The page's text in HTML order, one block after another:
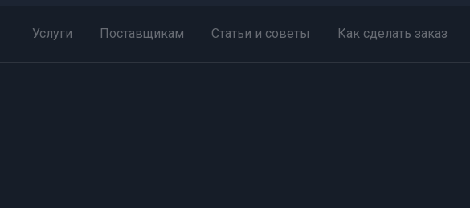
Услуги Поставщикам Статьи и советы Как сделать заказ